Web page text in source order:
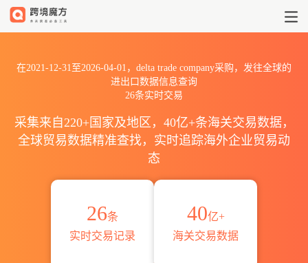
在2021-12-31至2026-04-01，delta trade company采购，发往全球的
进出口数据信息查询
26条实时交易
采集来自220+国家及地区，40亿+条海关交易数据，
全球贸易数据精准查找，实时追踪海外企业贸易动
态
26条
实时交易记录
40亿+
海关交易数据